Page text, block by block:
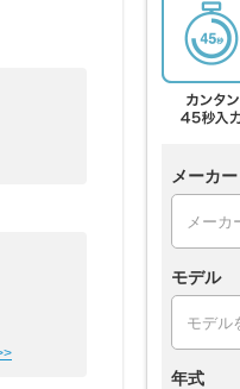
メーカー
モデル
年式